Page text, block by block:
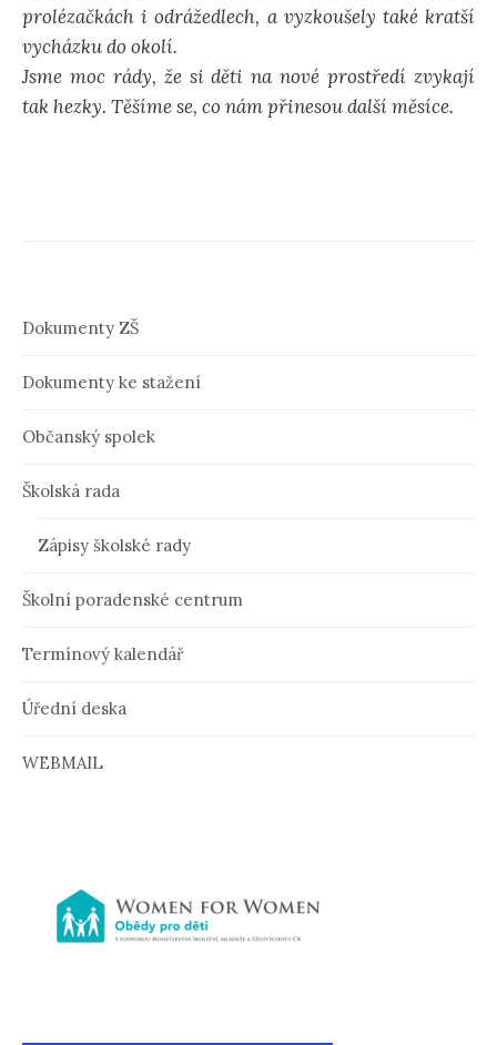
prolézačkách i odrážedlech, a vyzkoušely také kratší
vycházku do okolí.
Jsme moc rády, že si děti na nové prostředí zvykají
tak hezky. Těšíme se, co nám přinesou další měsíce.
Dokumenty ZŠ
Dokumenty ke stažení
Občanský spolek
Školská rada
Zápisy školské rady
Školní poradenské centrum
Termínový kalendář
Úřední deska
WEBMAIL